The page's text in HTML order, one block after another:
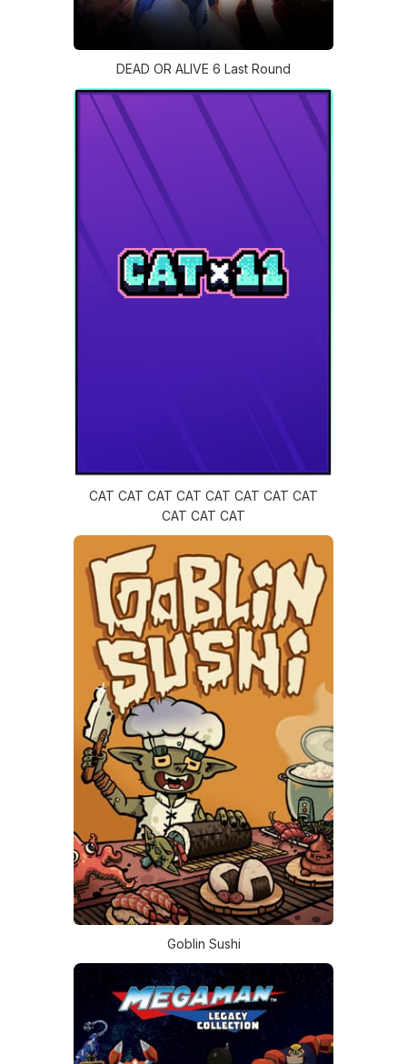
DEAD OR ALIVE 6 Last Round
CAT CAT CAT CAT CAT CAT CAT CAT
CAT CAT CAT
Goblin Sushi